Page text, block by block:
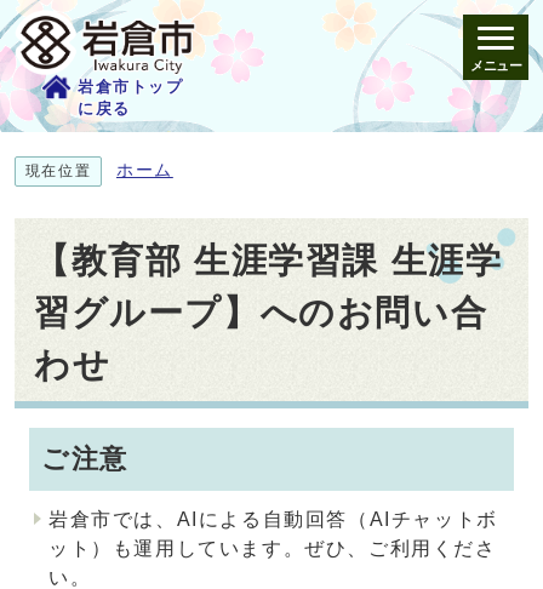
岩倉市トップ
に戻る
メニュー
現在位置 ホーム
【教育部 生涯学習課 生涯学
習グループ】へのお問い合
わせ
ご注意
岩倉市では、AIによる自動回答（AIチャットボ
ット）も運用しています。ぜひ、ご利用くださ
い。